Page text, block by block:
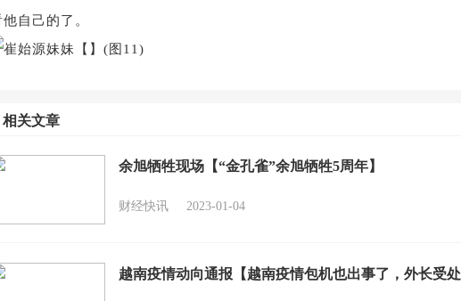
他自己的了。
相关文章
余旭牺牲现场【“金孔雀”余旭牺牲5周年】
财经快讯 2023-01-04
越南疫情动向通报【越南疫情包机也出事了，外长受